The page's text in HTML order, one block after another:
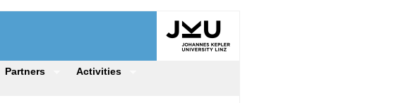
Partners Activities